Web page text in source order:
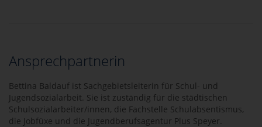
Ansprechpartnerin
Bettina Baldauf ist Sachgebietsleiterin für Schul- und
Jugendsozialarbeit. Sie ist zuständig für die städtischen
Schulsozialarbeiter/innen, die Fachstelle Schulabsentismus,
die Jobfüxe und die Jugendberufsagentur Plus Speyer.